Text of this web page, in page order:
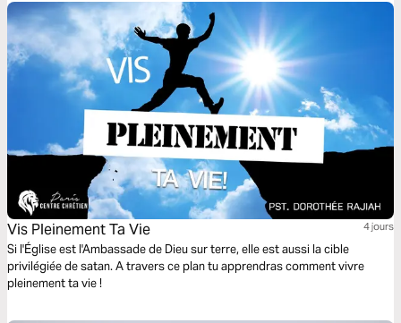
Vis Pleinement Ta Vie 4 jours
Si l'Église est l'Ambassade de Dieu sur terre, elle est aussi la cible
privilégiée de satan. A travers ce plan tu apprendras comment vivre
pleinement ta vie !